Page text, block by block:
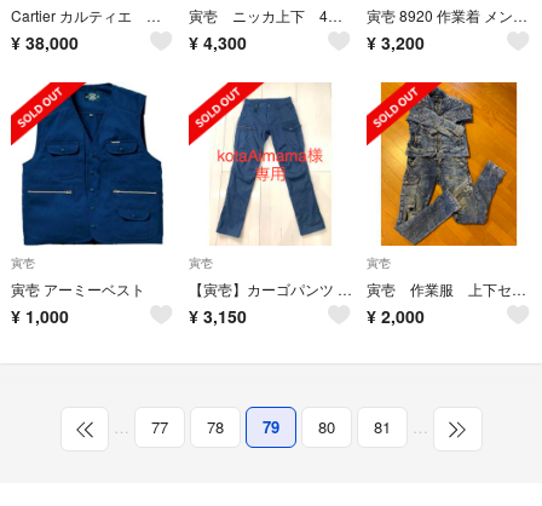
Cartier カルティエ 長財布 札入れ サントス 二つ折り 黒 ブラック
¥ 38,000
寅壱 ニッカ上下 4着セット
¥ 4,300
寅壱 8920 作業着 メンズ ズボン下 新品
¥ 3,200
寅壱
寅壱 アーミーベスト
¥ 1,000
寅壱
【寅壱】カーゴパンツ 9530-219
¥ 3,150
寅壱
寅壱 作業服 上下セット
¥ 2,000
… 77 78 79 80 81 …